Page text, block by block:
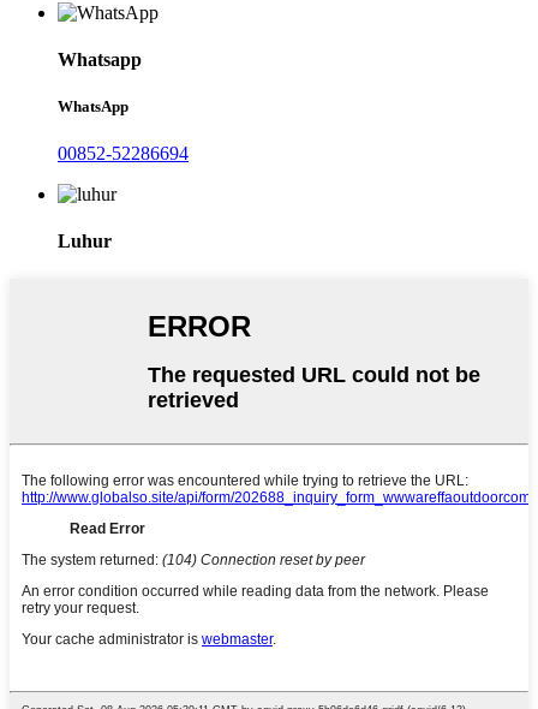
Whatsapp
WhatsApp
00852-52286694
Luhur